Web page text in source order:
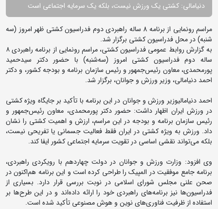
دنیامالی: کشتی یک ورزش نیست، بلکه یک سرمایه اجتماعی است
مراسم رونمایی از برنامه 8 ساله راهبردی دوم فدراسیون کشتی ظهر امروز (سه
شنبه) در محل فدراسیون کشتی برگزار شد.
به گزارش روابط عمومی فدراسیون کشتی، مراسم رونمایی از برنامه راهبردی ۸
ساله دوم فدراسیون کشتی امروز (سه‌شنبه) با حضور دکتر سیدحمید
پورمحمدی، معاون رئیس‌جمهور و رئیس سازمان برنامه و بودجه کشور، و دکتر
احمد دنیامالی، وزیر ورزش و جوانان، برگزار شد.
احمد دنیامالیوزیر ورزش و جوانان در این برنامه با تأکید بر جایگاه ویژه کشتی
در ورزش ایران اظهار داشت: حضور دکتر پورمحمدی، معاون رئیس‌جمهور و
رئیس سازمان برنامه و بودجه در این مراسم، ارزش و اهمیت کشتی را نشان
داد. ورزش به ویژه کشتی در ایران فقط فعالیت جسمانی یا تفریحی نیست،
بلکه می‌تواند نقشی اساسی در تقویت سرمایه اجتماعی کشور ایفا کند.
وی افزود: وزارت ورزش و جوانان در دولت چهاردهم با رویکردی راهبردی،
برنامه جامع موفقیت در المپیک را طراحی کرده است و این برنامه هم‌اکنون در
صحن علنی مجلس شورای اسلامی در نوبت بررسی قرار دارد. بسیاری از
فدراسیون‌ها نیز برنامه‌های راهبردی خود را ارائه داده‌اند و در این طرح‌ها بر
استفاده از ظرفیت فناوری‌های نوین و هوش مصنوعی تأکید شده است.